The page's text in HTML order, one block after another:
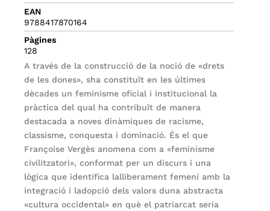
EAN
9788417870164
Pàgines
128
A través de la construcció de la noció de «drets
de les dones», sha constituït en les últimes
dècades un feminisme oficial i institucional la
pràctica del qual ha contribuït de manera
destacada a noves dinàmiques de racisme,
classisme, conquesta i dominació. És el que
Françoise Vergès anomena com a «feminisme
civilitzatori», conformat per un discurs i una
lògica que identifica lalliberament femení amb la
integració i ladopció dels valors duna abstracta
«cultura occidental» en què el patriarcat seria